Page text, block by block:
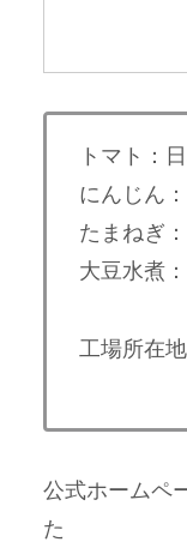
トマト：
にんじん
たまねぎ
大豆水煮
工場所在
公式ホームペ
た